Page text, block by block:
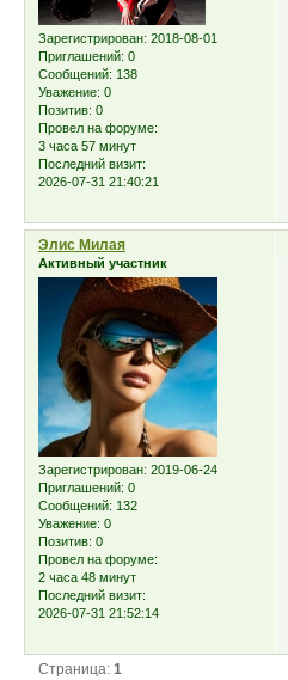
Зарегистрирован: 2018-08-01
Приглашений: 0
Сообщений: 138
Уважение: 0
Позитив: 0
Провел на форуме:
3 часа 57 минут
Последний визит:
2026-07-31 21:40:21
Элис Милая
Активный участник
Зарегистрирован: 2019-06-24
Приглашений: 0
Сообщений: 132
Уважение: 0
Позитив: 0
Провел на форуме:
2 часа 48 минут
Последний визит:
2026-07-31 21:52:14
Страница:1